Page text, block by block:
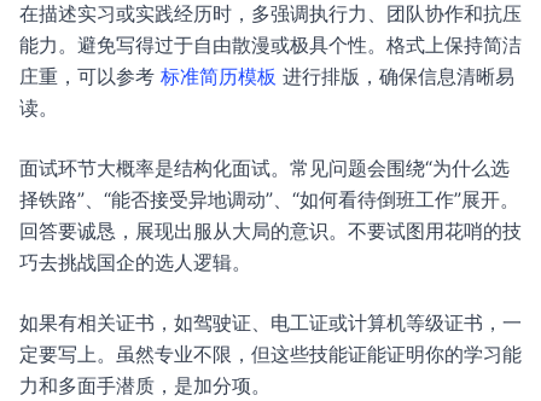
在描述实习或实践经历时，多强调执行力、团队协作和抗压
能力。避免写得过于自由散漫或极具个性。格式上保持简洁
庄重，可以参考 标准简历模板 进行排版，确保信息清晰易
读。
面试环节大概率是结构化面试。常见问题会围绕“为什么选
择铁路”、“能否接受异地调动”、“如何看待倒班工作”展开。
回答要诚恳，展现出服从大局的意识。不要试图用花哨的技
巧去挑战国企的选人逻辑。
如果有相关证书，如驾驶证、电工证或计算机等级证书，一
定要写上。虽然专业不限，但这些技能证能证明你的学习能
力和多面手潜质，是加分项。